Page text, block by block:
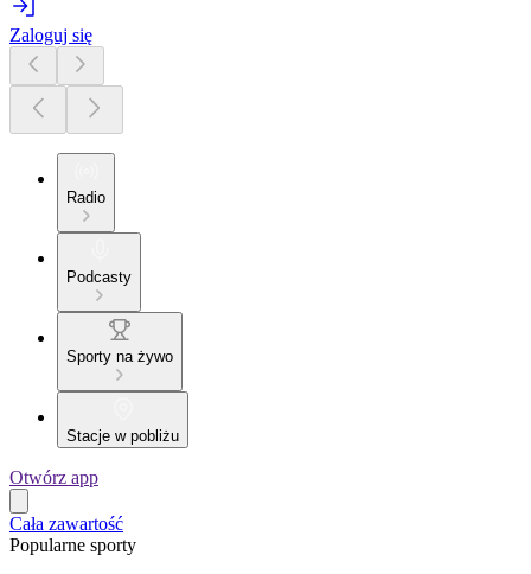
Zaloguj się
Radio
Podcasty
Sporty na żywo
Stacje w pobliżu
Otwórz app
Cała zawartość
Popularne sporty